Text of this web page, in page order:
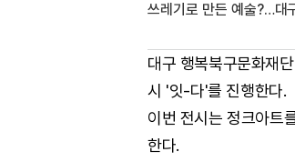
쓰레기로 만든 예술?…대
대구 행복북구문화재
시 '잇-다'를 진행한다.
이번 전시는 정크아트
한다.